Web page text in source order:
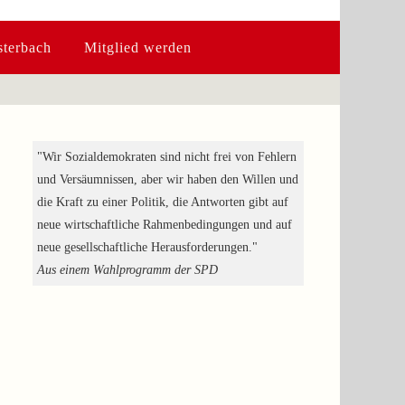
Mitglied werden
"Wir Sozialdemokraten sind nicht frei von Fehlern
und Versäumnissen, aber wir haben den Willen und
die Kraft zu einer Politik, die Antworten gibt auf
neue wirtschaftliche Rahmenbedingungen und auf
neue gesellschaftliche Herausforderungen."
Aus einem Wahlprogramm der SPD